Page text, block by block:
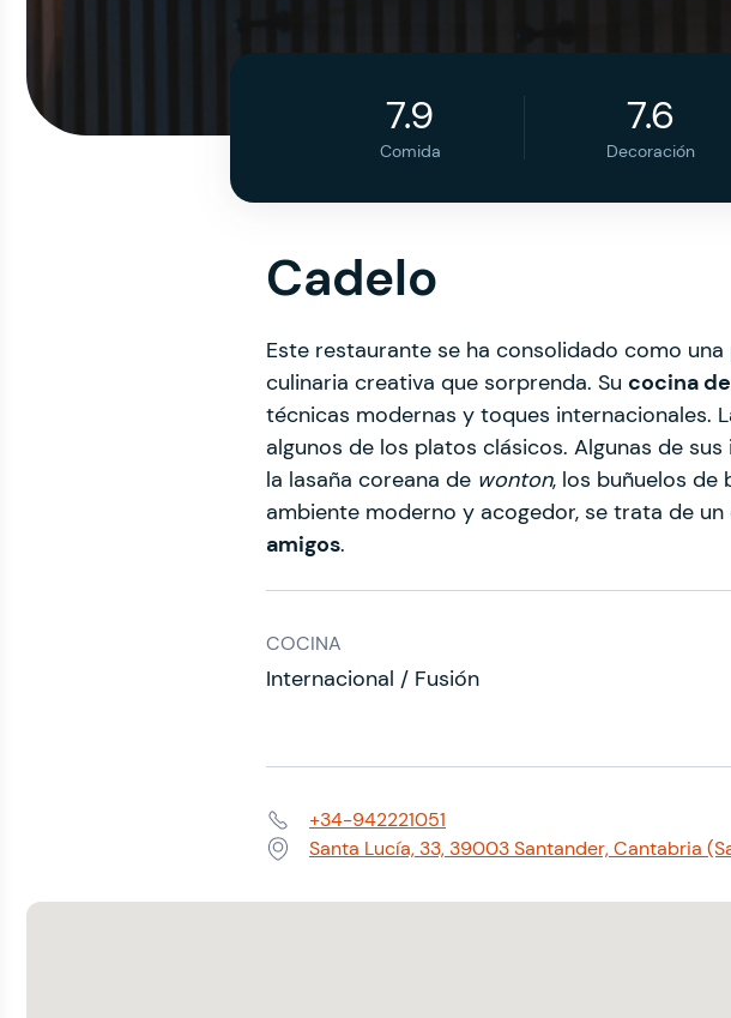
7.9
Comida
7.6
Decoración
Cadelo
Este restaurante se ha consolidado como una
culinaria creativa que sorprenda. Su cocina
técnicas modernas y toques internacionales.
algunos de los platos clásicos. Algunas de
la lasaña coreana de wonton, los buñuelos de
ambiente moderno y acogedor, se trata de
amigos.
COCINA
Internacional / Fusión
Teléfono:+34-942221051
Dirección:Santa Lucía, 33, 39003 Santander, Cantabria